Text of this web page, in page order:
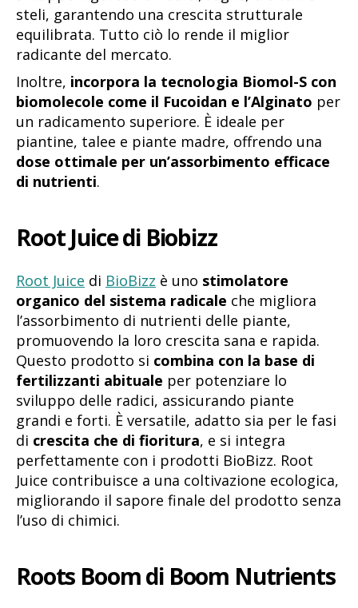
steli, garantendo una crescita strutturale
equilibrata. Tutto ciò lo rende il miglior
radicante del mercato.
Inoltre, incorpora la tecnologia Biomol-S con
biomolecole come il Fucoidan e l’Alginato per
un radicamento superiore. È ideale per
piantine, talee e piante madre, offrendo una
dose ottimale per un’assorbimento efficace
di nutrienti.
Root Juice di Biobizz
Root Juice di BioBizz è uno stimolatore
organico del sistema radicale che migliora
l’assorbimento di nutrienti delle piante,
promuovendo la loro crescita sana e rapida.
Questo prodotto si combina con la base di
fertilizzanti abituale per potenziare lo
sviluppo delle radici, assicurando piante
grandi e forti. È versatile, adatto sia per le fasi
di crescita che di fioritura, e si integra
perfettamente con i prodotti BioBizz. Root
Juice contribuisce a una coltivazione ecologica,
migliorando il sapore finale del prodotto senza
l’uso di chimici.
Roots Boom di Boom Nutrients